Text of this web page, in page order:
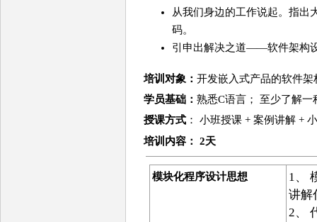
从我们身边的工作说起。指出
码。
引申出解决之道――软件架构
培训对象： 开发嵌入式产品的软件
学员基础： 熟悉C语言； 至少了解
授课方式 ： 小班授课 + 案例讲解 +
培训 内容 ： 2天
模块化程序设计思想
1、
讲解
2、